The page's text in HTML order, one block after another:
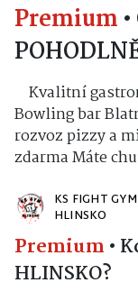
Premium •
Kvalitní
Bowling bar
rozvoz pizzy a
zdarma Máte
KS FIGHT GYM
HLINSKO
Premium •
HLINSKO?